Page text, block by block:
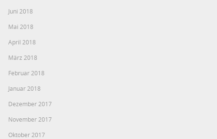
Juni 2018
Mai 2018
April 2018
März 2018
Februar 2018
Januar 2018
Dezember 2017
November 2017
Oktober 2017